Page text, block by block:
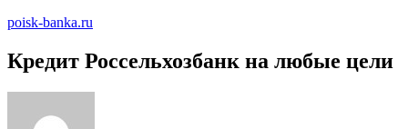
poisk-banka.ru
Кредит Россельхозбанк на любые цели